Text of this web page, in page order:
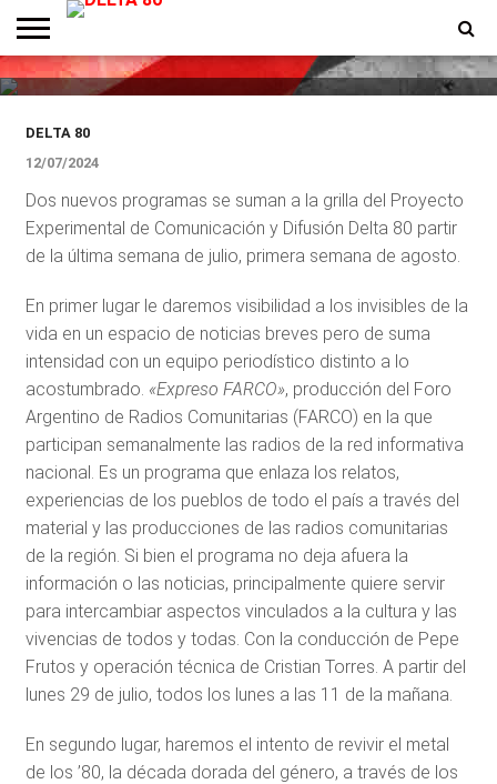
ENTREVISTAS
PREMIOS
PRODUCCIONES
PROGRAMACION
CONTACTO
HOMEPAGE
DESTACADOS
Nuevos programas en Delta 80
DELTA 80
12/07/2024
Dos nuevos programas se suman a la grilla del Proyecto
Experimental de Comunicación y Difusión Delta 80 partir
de la última semana de julio, primera semana de agosto.
En primer lugar le daremos visibilidad a los invisibles de la
vida en un espacio de noticias breves pero de suma
intensidad con un equipo periodístico distinto a lo
acostumbrado. «Expreso FARCO», producción del Foro
Argentino de Radios Comunitarias (FARCO) en la que
participan semanalmente las radios de la red informativa
nacional. Es un programa que enlaza los relatos,
experiencias de los pueblos de todo el país a través del
material y las producciones de las radios comunitarias
de la región. Si bien el programa no deja afuera la
información o las noticias, principalmente quiere servir
para intercambiar aspectos vinculados a la cultura y las
vivencias de todos y todas. Con la conducción de Pepe
Frutos y operación técnica de Cristian Torres. A partir del
lunes 29 de julio, todos los lunes a las 11 de la mañana.
En segundo lugar, haremos el intento de revivir el metal
de los ’80, la década dorada del género, a través de los